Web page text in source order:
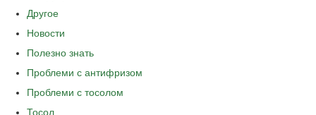
Другое
Новости
Полезно знать
Проблеми с антифризом
Проблеми с тосолом
Тосол